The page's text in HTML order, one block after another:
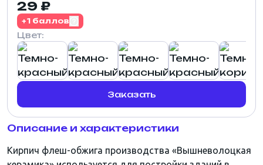
29 ₽
+1 баллов
Цвет:
Заказать
Описание и характеристики
Кирпич флеш-обжига производства «Вышневолоцкая